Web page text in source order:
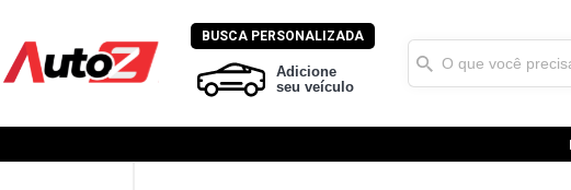
BUSCA PERSONALIZADA
Adicione
seu veículo